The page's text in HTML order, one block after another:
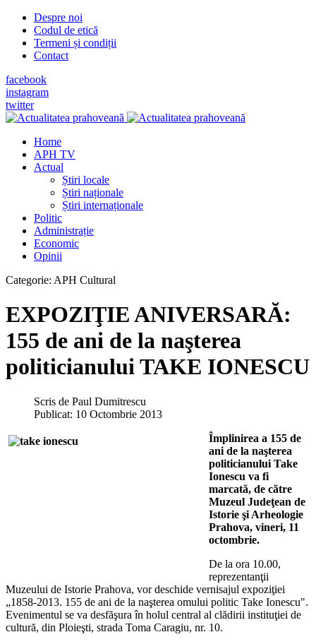
Despre noi
Codul de etică
Termeni și condiții
Contact
facebook
instagram
twitter
Home
APH TV
Actual
Știri locale
Știri naționale
Știri internaționale
Politic
Administrație
Economic
Opinii
Categorie: APH Cultural
EXPOZIŢIE ANIVERSARĂ:
155 de ani de la naşterea
politicianului TAKE IONESCU
Scris de Paul Dumitrescu
Publicat: 10 Octombrie 2013
Împlinirea a 155 de
ani de la naşterea
politicianului Take
Ionescu va fi
marcată, de către
Muzeul Judeţean de
Istorie şi Arheologie
Prahova, vineri, 11
octombrie.
De la ora 10.00,
reprezentanţii
Muzeului de Istorie Prahova, vor deschide vernisajul expoziţiei
„1858-2013. 155 de ani de la naşterea omului politic Take Ionescu".
Evenimentul se va desfăşura în holul central al clădirii instituţiei de
cultură, din Ploieşti, strada Toma Caragiu, nr. 10.